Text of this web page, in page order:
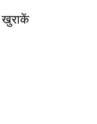
खुराकें